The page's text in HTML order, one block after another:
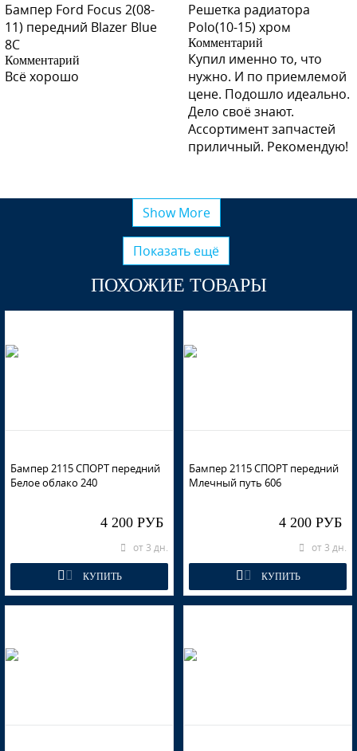
Бампер Ford Focus 2(08-
11) передний Blazer Blue
8C
Комментарий
Всё хорошо
Решетка радиатора
Polo(10-15) хром
Комментарий
Купил именно то, что
нужно. И по приемлемой
цене. Подошло идеально.
Дело своё знают.
Ассортимент запчастей
приличный. Рекомендую!
Show More
Показать ещё
ПОХОЖИЕ ТОВАРЫ
Бампер 2115 СПОРТ передний
Белое облако 240
4 200 РУБ
от 3 дн.
КУПИТЬ
Бампер 2115 СПОРТ передний
Млечный путь 606
4 200 РУБ
от 3 дн.
КУПИТЬ